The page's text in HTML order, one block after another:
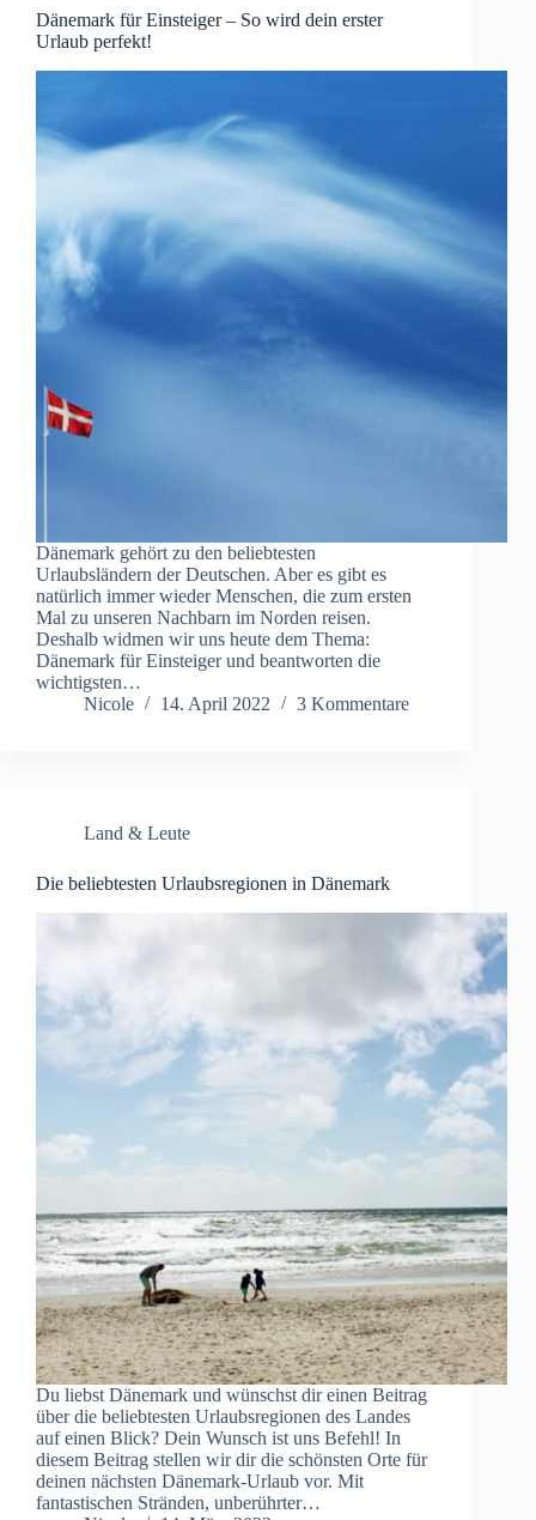
Dänemark für Einsteiger – So wird dein erster
Urlaub perfekt!
Dänemark gehört zu den beliebtesten
Urlaubsländern der Deutschen. Aber es gibt es
natürlich immer wieder Menschen, die zum ersten
Mal zu unseren Nachbarn im Norden reisen.
Deshalb widmen wir uns heute dem Thema:
Dänemark für Einsteiger und beantworten die
wichtigsten…
Nicole
14. April 2022 3 Kommentare
Land & Leute
Die beliebtesten Urlaubsregionen in Dänemark
Du liebst Dänemark und wünschst dir einen Beitrag
über die beliebtesten Urlaubsregionen des Landes
auf einen Blick? Dein Wunsch ist uns Befehl! In
diesem Beitrag stellen wir dir die schönsten Orte für
deinen nächsten Dänemark-Urlaub vor. Mit
fantastischen Stränden, unberührter…